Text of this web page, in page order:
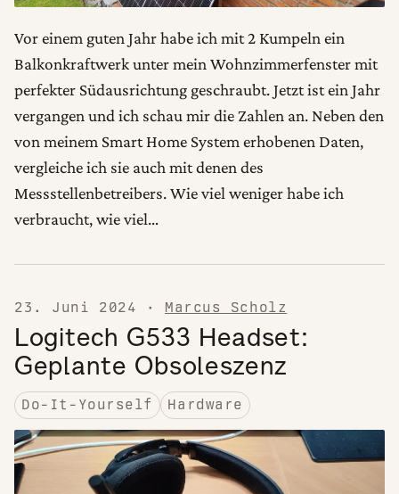
Vor einem guten Jahr habe ich mit 2 Kumpeln ein
Balkonkraftwerk unter mein Wohnzimmerfenster mit
perfekter Südausrichtung geschraubt. Jetzt ist ein Jahr
vergangen und ich schau mir die Zahlen an. Neben den
von meinem Smart Home System erhobenen Daten,
vergleiche ich sie auch mit denen des
Messstellenbetreibers. Wie viel weniger habe ich
verbraucht, wie viel…
23. Juni 2024 · Marcus Scholz
Logitech G533 Headset:
Geplante Obsoleszenz
Do-It-Yourself Hardware